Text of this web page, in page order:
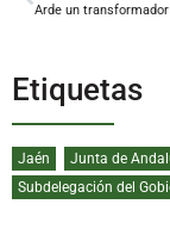
Etiquetas
Jaén Junta de
Subdelegación del